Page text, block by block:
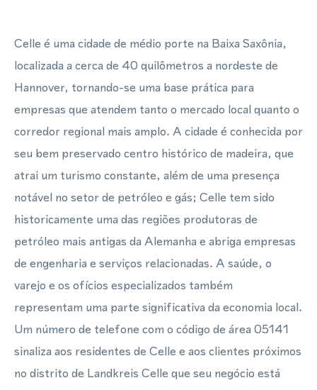
Celle é uma cidade de médio porte na Baixa Saxônia,
localizada a cerca de 40 quilômetros a nordeste de
Hannover, tornando-se uma base prática para
empresas que atendem tanto o mercado local quanto o
corredor regional mais amplo. A cidade é conhecida por
seu bem preservado centro histórico de madeira, que
atrai um turismo constante, além de uma presença
notável no setor de petróleo e gás; Celle tem sido
historicamente uma das regiões produtoras de
petróleo mais antigas da Alemanha e abriga empresas
de engenharia e serviços relacionadas. A saúde, o
varejo e os ofícios especializados também
representam uma parte significativa da economia local.
Um número de telefone com o código de área 05141
sinaliza aos residentes de Celle e aos clientes próximos
no distrito de Landkreis Celle que seu negócio está